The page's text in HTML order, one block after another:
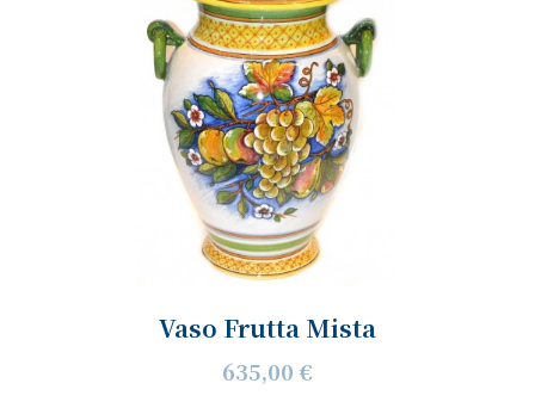
Vaso Frutta Mista
635,00 €